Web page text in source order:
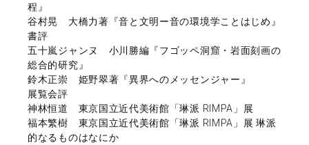
程』
谷村晃 大橋力著『音と文明ー音の環境学ことはじめ』
書評
五十嵐ジャンヌ 小川勝編『フゴッペ洞窟・岩面刻画の
総合的研究』
鈴木正崇 姫野翠著『異界へのメッセンジャー』
展覧会評
神林恒道 東京国立近代美術館「琳派 RIMPA」展
福本繁樹 東京国立近代美術館「琳派 RIMPA」展 琳派
的なるものはなにか